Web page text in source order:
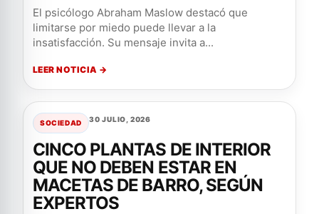
El psicólogo Abraham Maslow destacó que
limitarse por miedo puede llevar a la
insatisfacción. Su mensaje invita a...
LEER NOTICIA →
SOCIEDAD 30 JULIO, 2026
CINCO PLANTAS DE INTERIOR
QUE NO DEBEN ESTAR EN
MACETAS DE BARRO, SEGÚN
EXPERTOS